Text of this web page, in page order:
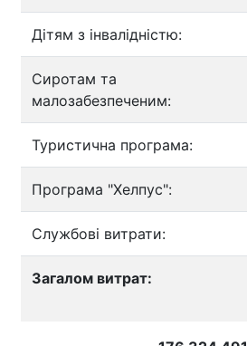
Дітям з інвалідністю:
Сиротам та
малозабезпеченим:
Туристична програма:
Програма "Хелпус":
Службові витрати:
Загалом витрат: